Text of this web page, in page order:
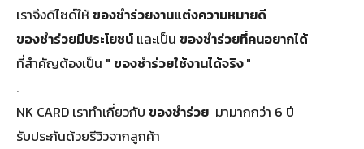
เราจึงดีไซด์ให้ของชําร่วยงานแต่งความหมายดี
ของชำร่วยมีประโยชน์ และเป็น ของชำร่วยที่คนอยากได้
ที่สำคัญต้องเป็น " ของชําร่วยใช้งานได้จริง"
.
NK CARD เราทำเกี่ยวกับ ของชําร่วย มามากกว่า 6 ปี
รับประกันด้วยรีวิวจากลูกค้า